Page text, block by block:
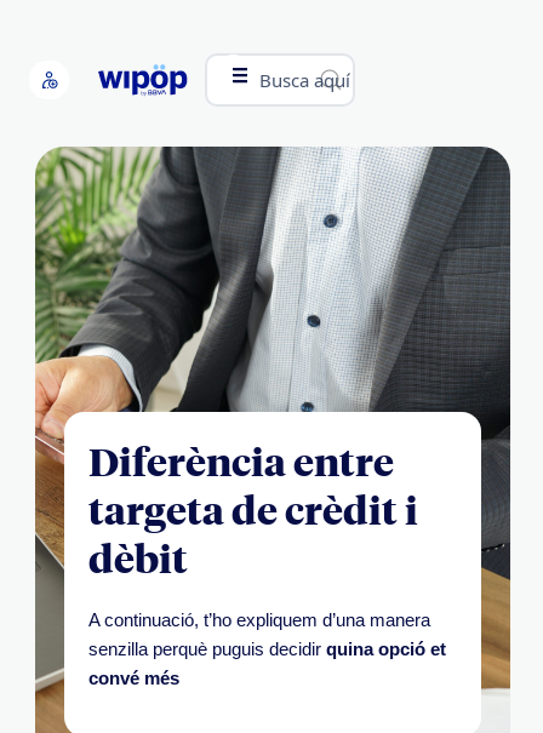
Busca aquí
Diferència entre
targeta de crèdit i
dèbit
A continuació, t’ho expliquem d’una manera
senzilla perquè puguis decidir quina opció et
convé més